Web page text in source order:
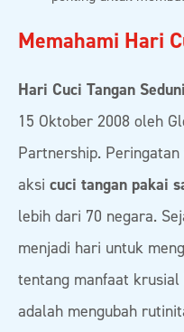
Memahami Hari
Hari Cuci Tangan
15 Oktober 2008 oleh
Partnership.
aksi cuci tangan pakai
lebih dari 70 negara.
menjadi hari untuk
tentang manfaat krusial
adalah mengubah